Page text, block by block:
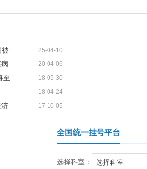
被 25-04-10
20-04-06
至 18-05-30
18-04-24
济 17-10-05
全国统一挂号平台
选择科室： 选择科室